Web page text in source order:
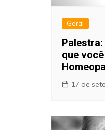
Geral
que
17 de